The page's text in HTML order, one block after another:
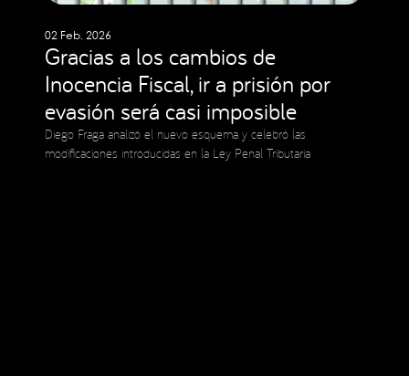
02 Feb. 2026
Gracias a los cambios de
Inocencia Fiscal, ir a prisión por
evasión será casi imposible
Diego Fraga analizó el nuevo esquema y celebró las
modificaciones introducidas en la Ley Penal Tributaria